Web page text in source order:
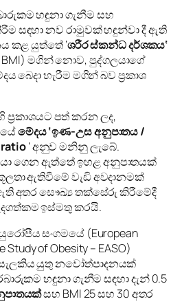
හඳුනා ගැනීම සහ
සඳහා නව රාමුවක් හඳුන්වා දී ඇති
කළ යුත්තේ ‘ශරීර ස්කන්ධ දර්ශකය‘
BMI) මගින් නොව, පුද්ගලයාගේ
බෙදා හැරීම මගින් බව ප්‍රකාශ
ප්‍රකාශයට පත් කරන ලද,
මේදය ‘ඉණ-උස අනුපාතය /
‘ අනුව මනිනු ලැබේ.
ගෙන ඇත්තේ ඉහළ අනුපාතයක්
ඇතිවීමේ වැඩි අවදානමක්
අතර සෞඛ්‍ය තක්සේරු කිරීමේදී
ඉස්මතු කරයි.
සංගමයේ (European
Study of Obesity – EASO)
යුතු නවෝත්පාදනයක්
හඳුනා ගැනීම සඳහා දැන් 0.5
සහ BMI 25 සහ 30 අතර